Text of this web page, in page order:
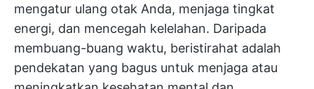
mengatur ulang otak Anda, menjaga tingkat
energi, dan mencegah kelelahan. Daripada
membuang-buang waktu, beristirahat adalah
pendekatan yang bagus untuk menjaga atau